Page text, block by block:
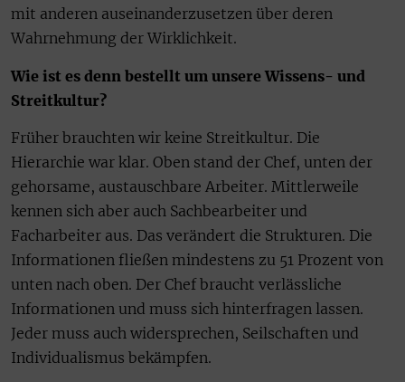
mit anderen auseinanderzusetzen über deren
Wahrnehmung der Wirklichkeit.
Wie ist es denn bestellt um unsere Wissens- und
Streitkultur?
Früher brauchten wir keine Streitkultur. Die
Hierarchie war klar. Oben stand der Chef, unten der
gehorsame, austauschbare Arbeiter. Mittlerweile
kennen sich aber auch Sachbearbeiter und
Facharbeiter aus. Das verändert die Strukturen. Die
Informationen fließen mindestens zu 51 Prozent von
unten nach oben. Der Chef braucht verlässliche
Informationen und muss sich hinterfragen lassen.
Jeder muss auch widersprechen, Seilschaften und
Individualismus bekämpfen.